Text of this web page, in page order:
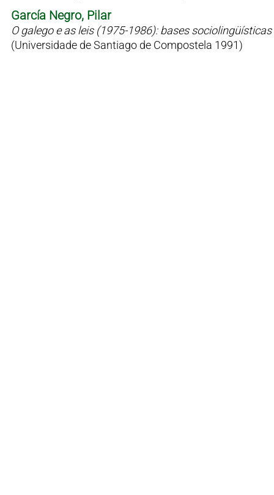
García Negro, Pilar
O galego e as leis (1975-1986): bases
(Universidade de Santiago de Compostela 1991)